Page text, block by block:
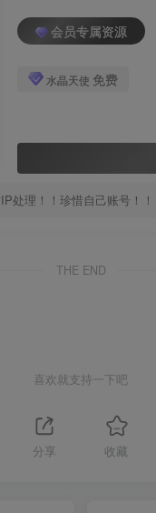
会员专属资源
水晶天使 免费
处理！！珍惜自己账号！！
THE END
喜欢就支持一下吧
分享 收藏